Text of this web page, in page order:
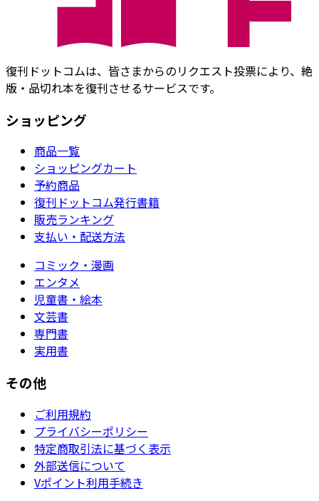
復刊ドットコムは、皆さまからのリクエスト投票により、絶
版・品切れ本を復刊させるサービスです。
ショッピング
商品一覧
ショッピングカート
予約商品
復刊ドットコム発行書籍
販売ランキング
支払い・配送方法
コミック・漫画
エンタメ
児童書・絵本
文芸書
専門書
実用書
その他
ご利用規約
プライバシーポリシー
特定商取引法に基づく表示
外部送信について
Vポイント利用手続き